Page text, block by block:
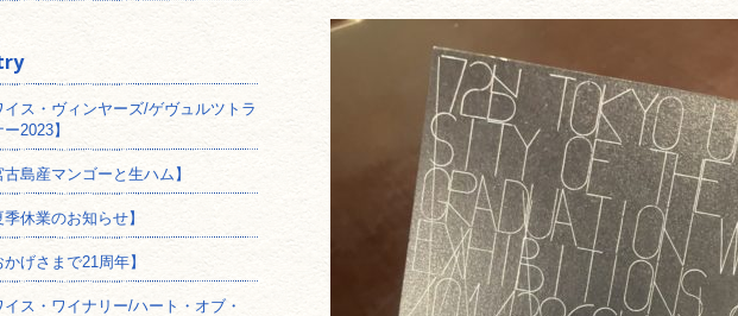
イス・ヴィンヤーズ/ゲヴュルツトラ
ー2023】
古島産マンゴーと生ハム】
季休業のお知らせ】
かげさまで21周年】
イス・ワイナリー/ハート・オブ・